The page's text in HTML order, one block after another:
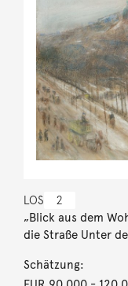
LOS 2
„Blick aus dem
die Straße Unter
Schätzung: